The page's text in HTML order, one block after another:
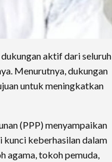
aktif dari seluruh
Menurutnya, dukungan
untuk meningkatkan
(PPP) menyampaikan
kunci keberhasilan dalam
agama, tokoh pemuda,